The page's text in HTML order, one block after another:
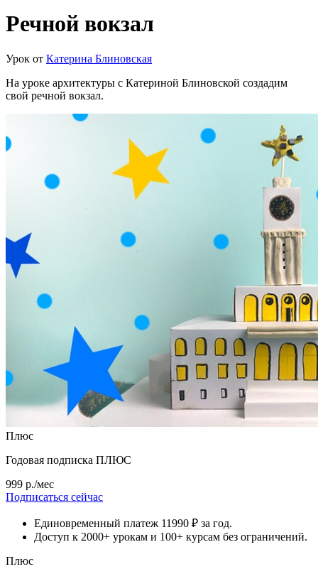
Речной вокзал
Урок от Катерина Блиновская
На уроке архитектуры с Катериной Блиновской создадим
свой речной вокзал.
Плюс
Годовая подписка ПЛЮС
999 р./мес
Подписаться сейчас
Единовременный платеж 11990 ₽ за год.
Доступ к 2000+ урокам и 100+ курсам без ограничений.
Плюс